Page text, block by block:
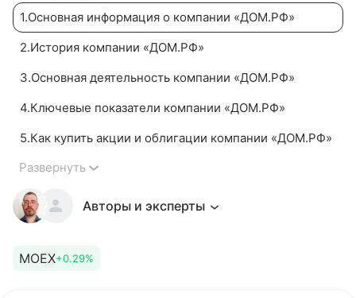
1.Основная информация о компании «ДОМ.РФ»
2.История компании «ДОМ.РФ»
3.Основная деятельность компании «ДОМ.РФ»
4.Ключевые показатели компании «ДОМ.РФ»
5.Как купить акции и облигации компании «ДОМ.РФ»
Развернуть
Авторы и эксперты
MOEX+0.29%